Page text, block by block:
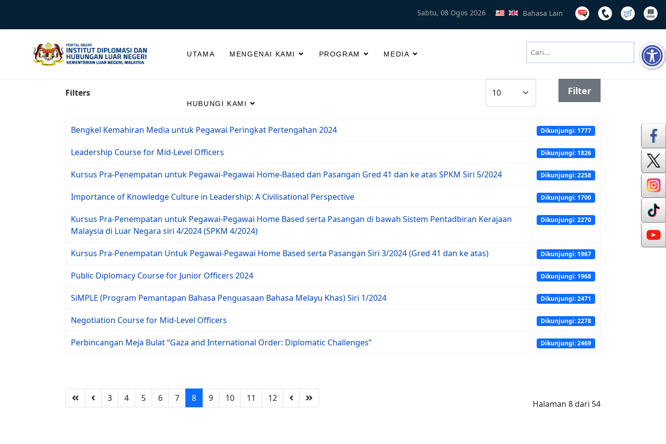
Sabtu, 08 Ogos 2026 Bahasa Lain
UTAMA MENGENAI KAMI PROGRAM MEDIA
HUBUNGI KAMI
Type 2 or more characters for
Filters Filter
Bengkel Kemahiran Media untuk Pegawai Peringkat Pertengahan 2024 Dikunjungi: 1777
Leadership Course for Mid-Level Officers Dikunjungi: 1826
Kursus Pra-Penempatan untuk Pegawai-Pegawai Home-Based dan Pasangan Gred 41 dan ke atas SPKM Siri 5/2024 Dikunjungi: 2258
Importance of Knowledge Culture in Leadership: A Civilisational Perspective Dikunjungi: 1700
Kursus Pra-Penempatan untuk Pegawai-Pegawai Home Based serta Pasangan di bawah Sistem Pentadbiran Kerajaan
Malaysia di Luar Negara siri 4/2024 (SPKM 4/2024)
Dikunjungi: 2270
Kursus Pra-Penempatan Untuk Pegawai-Pegawai Home Based serta Pasangan Siri 3/2024 (Gred 41 dan ke atas) Dikunjungi: 1967
Public Diplomacy Course for Junior Officers 2024 Dikunjungi: 1968
SiMPLE (Program Pemantapan Bahasa Penguasaan Bahasa Melayu Khas) Siri 1/2024 Dikunjungi: 2471
Negotiation Course for Mid-Level Officers Dikunjungi: 2278
Perbincangan Meja Bulat “Gaza and International Order: Diplomatic Challenges” Dikunjungi: 2469
3 4 5 6 7 8 9 10 11 12
Halaman 8 dari 54